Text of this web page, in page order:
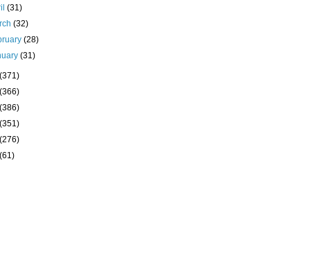
(31)
(32)
(28)
(31)
(371)
(366)
(386)
(351)
(276)
(61)